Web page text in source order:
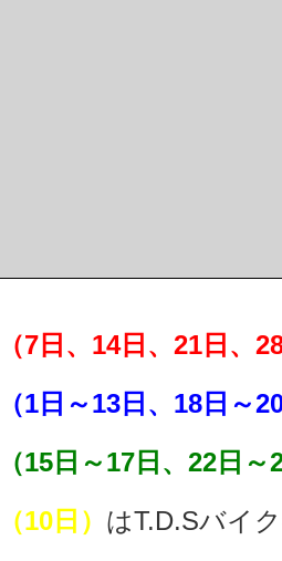
7日、14日、21日、28
1日～13日、18日～
15日～17日、22日～
10日） はT.D.Sバイ